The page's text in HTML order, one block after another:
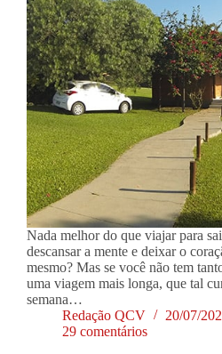
Nada melhor do que viajar para
descansar a mente e deixar o
mesmo? Mas se você não tem
uma viagem mais longa, que tal
semana…
Redação QCV
20/07/
29 comentários